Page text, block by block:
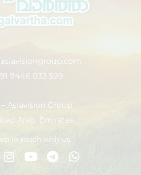
9446 033 599
– Asiavision Group
Arab Emirates
in touch with us.